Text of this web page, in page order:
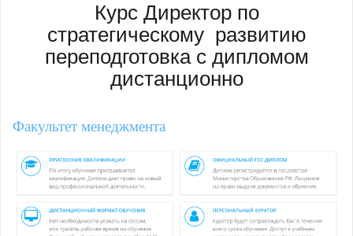
Курс Директор по
стратегическому развитию
переподготовка с дипломом
дистанционно
Факультет менеджмента